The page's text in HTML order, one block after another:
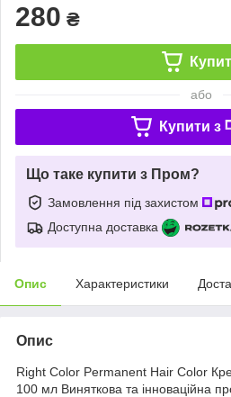
280 ₴
або
Купити з
Що таке купити з Пром?
Замовлення під захистом
Доступна доставка
Опис Характеристики
Опис
Right Color Permanent Hair Color
100 мл Виняткова та інноваційна